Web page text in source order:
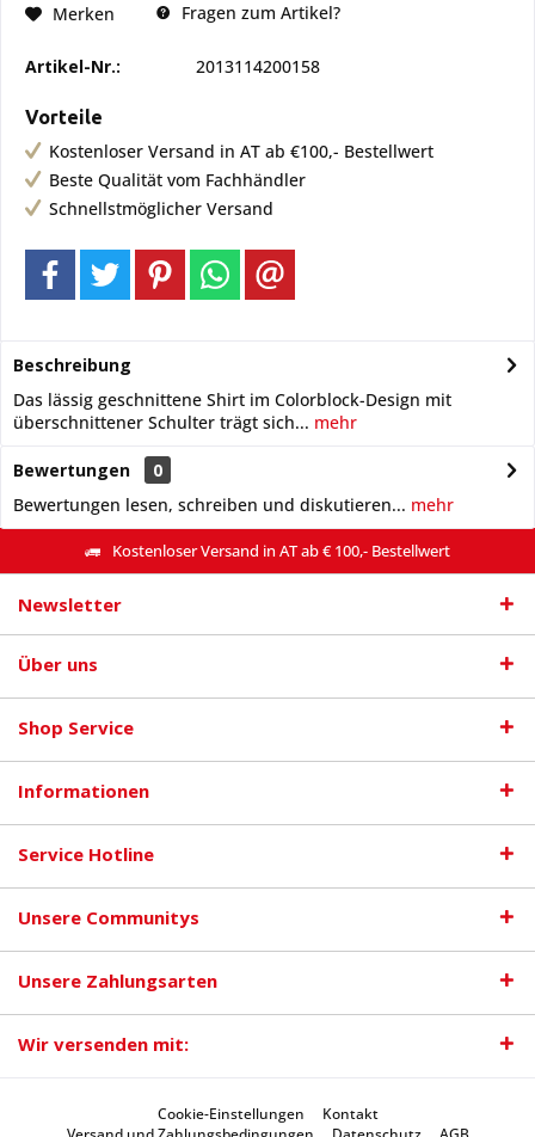
Merken Fragen zum Artikel?
Artikel-Nr.: 2013114200158
Vorteile
Kostenloser Versand in AT ab €100,- Bestellwert
Beste Qualität vom Fachhändler
Schnellstmöglicher Versand
Beschreibung
Das lässig geschnittene Shirt im Colorblock-Design mit
überschnittener Schulter trägt sich... mehr
Bewertungen
0
Bewertungen lesen, schreiben und diskutieren... mehr
Kostenloser Versand in AT ab € 100,- Bestellwert
Newsletter
Über uns
Shop Service
Informationen
Service Hotline
Unsere Communitys
Unsere Zahlungsarten
Wir versenden mit:
Cookie-Einstellungen
Kontakt